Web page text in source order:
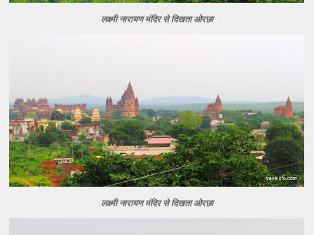
लक्ष्मी नारायण मंदिर से दिखता ओरछा
लक्ष्मी नारायण मंदिर से दिखता ओरछा